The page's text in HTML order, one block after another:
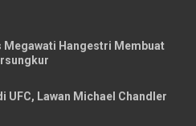
Megawati Hangestri Membuat
Lawan Michael Chandler